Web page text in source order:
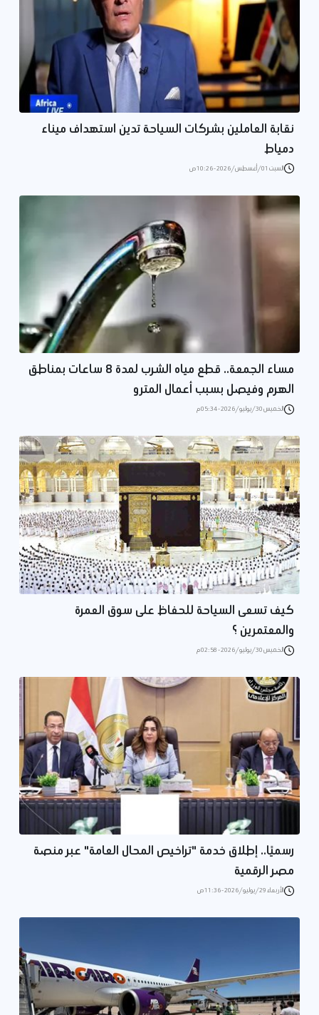
نقابة العاملين بشركات السياحة تدين استهداف ميناء
دمياط
السبت 01/أغسطس/2026 - 10:26 ص
مساء الجمعة.. قطع مياه الشرب لمدة 8 ساعات بمناطق
الهرم وفيصل بسبب أعمال المترو
الخميس 30/يوليو/2026 - 05:34 م
كيف تسعى السياحة للحفاظ على سوق العمرة
والمعتمرين ؟
الخميس 30/يوليو/2026 - 02:58 م
رسميًا.. إطلاق خدمة "تراخيص المحال العامة" عبر منصة
مصر الرقمية
الأربعاء 29/يوليو/2026 - 11:36 ص